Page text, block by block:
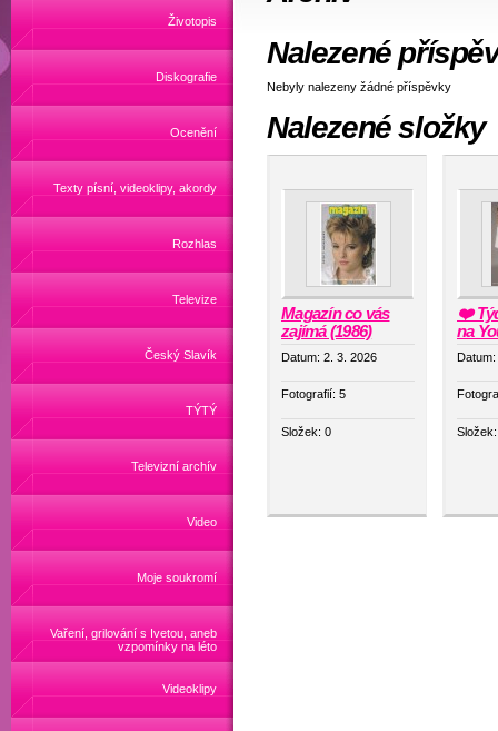
Životopis
Diskografie
Ocenění
Texty písní, videoklipy, akordy
Rozhlas
Televize
Český Slavík
TÝTÝ
Televizní archív
Video
Moje soukromí
Vaření, grilování s Ivetou, aneb
vzpomínky na léto
Videoklipy
Nalezené
Nebyly nalezeny žádné příspěvky
Nalezené složky
Magazín co vás
zajímá (1986)
Datum: 2. 3. 2026
Fotografií: 5
Složek: 0
❤️
na
Datum: